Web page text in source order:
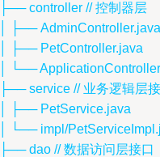
controller // 控制器层
├── AdminController.java
├── PetController.java
└──
service // 业务逻辑层
├── PetService.java
└── impl/
dao // 数据访问层接口